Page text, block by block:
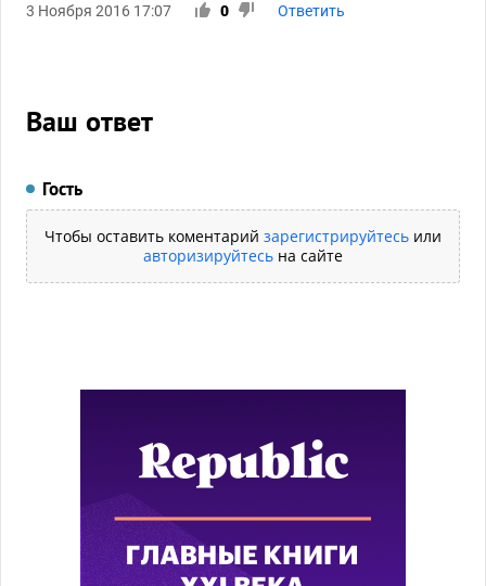
3 Ноября 2016 17:07 0 Ответить
Ваш ответ
Гость
Чтобы оставить коментарий зарегистрируйтесь или
авторизируйтесь на сайте